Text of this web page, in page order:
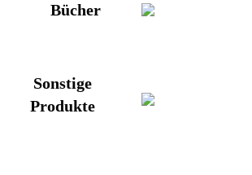
Bücher
Sonstige
Produkte